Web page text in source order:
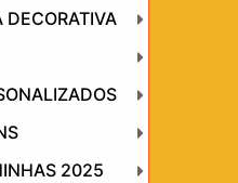
DECORATIVA
2025